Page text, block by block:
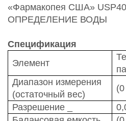
«Фармакопея США»
ОПРЕДЕЛЕНИЕ ВОДЫ
Спецификация
Элемент
Диапазон измерения
(остаточный вес)
(0
Разрешение